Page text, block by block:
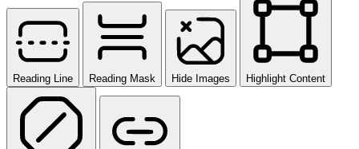
Reading Line Reading Mask Hide Images Highlight Content